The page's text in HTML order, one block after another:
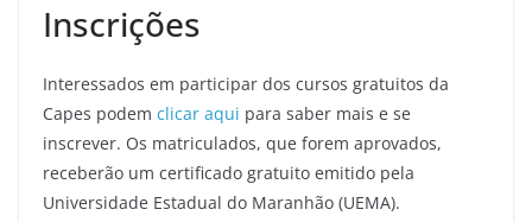
Inscrições
Interessados em participar dos cursos gratuitos da
Capes podem clicar aqui para saber mais e se
inscrever. Os matriculados, que forem aprovados,
receberão um certificado gratuito emitido pela
Universidade Estadual do Maranhão (UEMA).